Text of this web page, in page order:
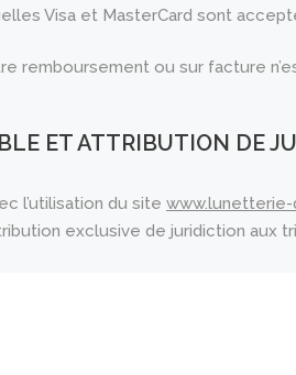
Visa et MasterCard sont
remboursement ou sur facture
ET ATTRIBUTION DE
l’utilisation du site www.lunetterie-
exclusive de juridiction aux